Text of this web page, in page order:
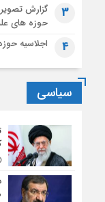
3
گزارش
حوزه های
4 اجلاسیه
سیاسی